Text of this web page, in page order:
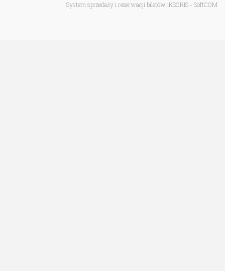
System sprzedaży i rezerwacji biletów iKSORIS - SoftCOM